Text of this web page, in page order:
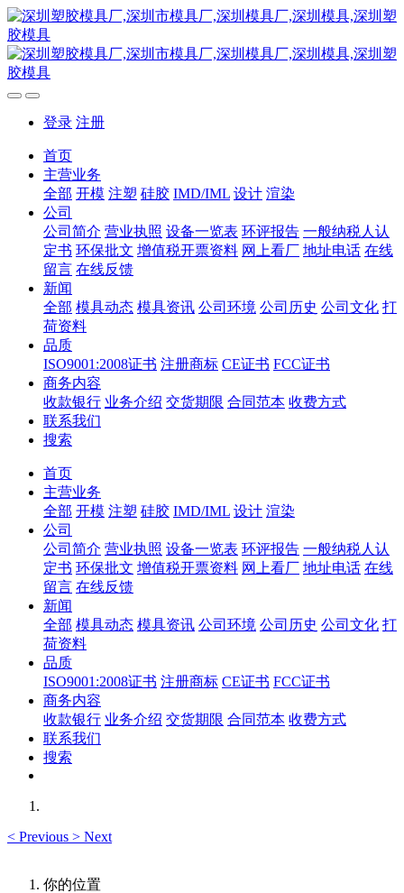
登录 注册
首页
主营业务
全部 开模 注塑 硅胶 IMD/IML 设计 渲染
公司
公司简介 营业执照 设备一览表 环评报告 一般纳税人认
定书 环保批文 增值税开票资料 网上看厂 地址电话 在线
留言 在线反馈
新闻
全部 模具动态 模具资讯 公司环境 公司历史 公司文化 打
荷资料
品质
ISO9001:2008证书 注册商标 CE证书 FCC证书
商务内容
收款银行 业务介绍 交货期限 合同范本 收费方式
联系我们
搜索
首页
主营业务
全部 开模 注塑 硅胶 IMD/IML 设计 渲染
公司
公司简介 营业执照 设备一览表 环评报告 一般纳税人认
定书 环保批文 增值税开票资料 网上看厂 地址电话 在线
留言 在线反馈
新闻
全部 模具动态 模具资讯 公司环境 公司历史 公司文化 打
荷资料
品质
ISO9001:2008证书 注册商标 CE证书 FCC证书
商务内容
收款银行 业务介绍 交货期限 合同范本 收费方式
联系我们
搜索
< Previous > Next
你的位置